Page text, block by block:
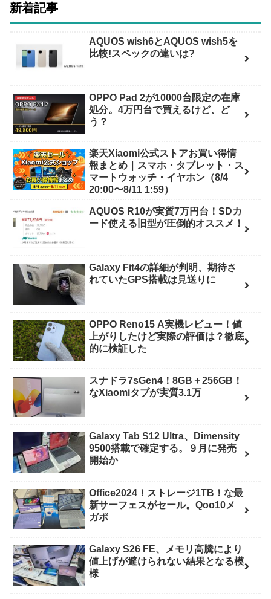
新着記事
AQUOS wish6とAQUOS wish5を
比較!スペックの違いは?
OPPO Pad 2が10000台限定の在庫
処分。4万円台で買えるけど、ど
う？
楽天Xiaomi公式ストアお買い得情
報まとめ｜スマホ・タブレット・ス
マートウォッチ・イヤホン（8/4
20:00〜8/11 1:59）
AQUOS R10が実質7万円台！SDカ
ード使える旧型が圧倒的オススメ！
Galaxy Fit4の詳細が判明、期待さ
れていたGPS搭載は見送りに
OPPO Reno15 A実機レビュー！値
上がりしたけど実際の評価は？徹底
的に検証した
スナドラ7sGen4！8GB＋256GB！
なXiaomiタブが実質3.1万
Galaxy Tab S12 Ultra、Dimensity
9500搭載で確定する。９月に発売
開始か
Office2024！ストレージ1TB！な最
新サーフェスがセール。Qoo10メ
ガポ
Galaxy S26 FE、メモリ高騰により
値上げが避けられない結果となる模
様